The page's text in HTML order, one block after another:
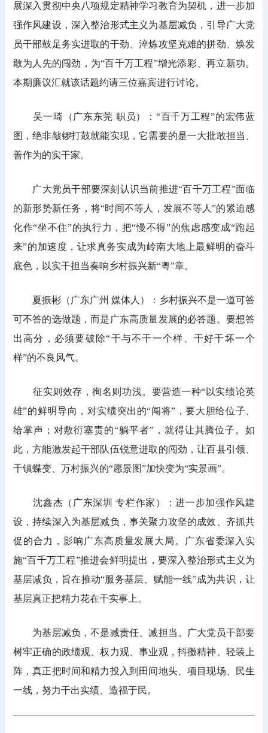
展深入贯彻中央八项规定精神学习教育为契机，进一步加
强作风建设，深入整治形式主义为基层减负，引导广大党
员干部鼓足务实进取的干劲、淬炼攻坚克难的拼劲、焕发
敢为人先的闯劲，为“百千万工程”增光添彩、再立新功。
本期廉议汇就该话题约请三位嘉宾进行讨论。
吴一琦（广东东莞 职员）：“百千万工程”的宏伟蓝
图，绝非敲锣打鼓就能实现，它需要的是一大批敢担当、
善作为的实干家。
广大党员干部要深刻认识当前推进“百千万工程”面临
的新形势新任务，将“时间不等人，发展不等人”的紧迫感
化作“坐不住”的执行力，把“慢不得”的焦虑感变成“跑起
来”的加速度，让求真务实成为岭南大地上最鲜明的奋斗
底色，以实干担当奏响乡村振兴新“粤”章。
夏振彬（广东广州 媒体人）：乡村振兴不是一道可答
可不答的选做题，而是广东高质量发展的必答题。要想答
出高分，必须要破除“干与不干一个样、干好干坏一个
样”的不良风气。
征实则效存，徇名则功浅。要营造一种“以实绩论英
雄”的鲜明导向，对实绩突出的“闯将”，要大胆给位子、
给掌声；对敷衍塞责的“躺平者”，就得让其腾位子。如
此，方能激发起干部队伍锐意进取的闯劲，让百县引领、
千镇蝶变、万村振兴的“愿景图”加快变为“实景画”。
沈鑫杰（广东深圳 专栏作家）：进一步加强作风建
设，持续深入为基层减负，事关聚力攻坚的成效、齐抓共
促的合力，影响广东高质量发展大局。广东省委深入实
施“百千万工程”推进会鲜明提出，要深入整治形式主义为
基层减负，旨在推动“服务基层、赋能一线”成为共识，让
基层真正把精力花在干实事上。
为基层减负，不是减责任、减担当。广大党员干部要
树牢正确的政绩观、权力观、事业观，抖擞精神、轻装上
阵，真正把时间和精力投入到田间地头、项目现场、民生
一线，努力干出实绩、造福于民。